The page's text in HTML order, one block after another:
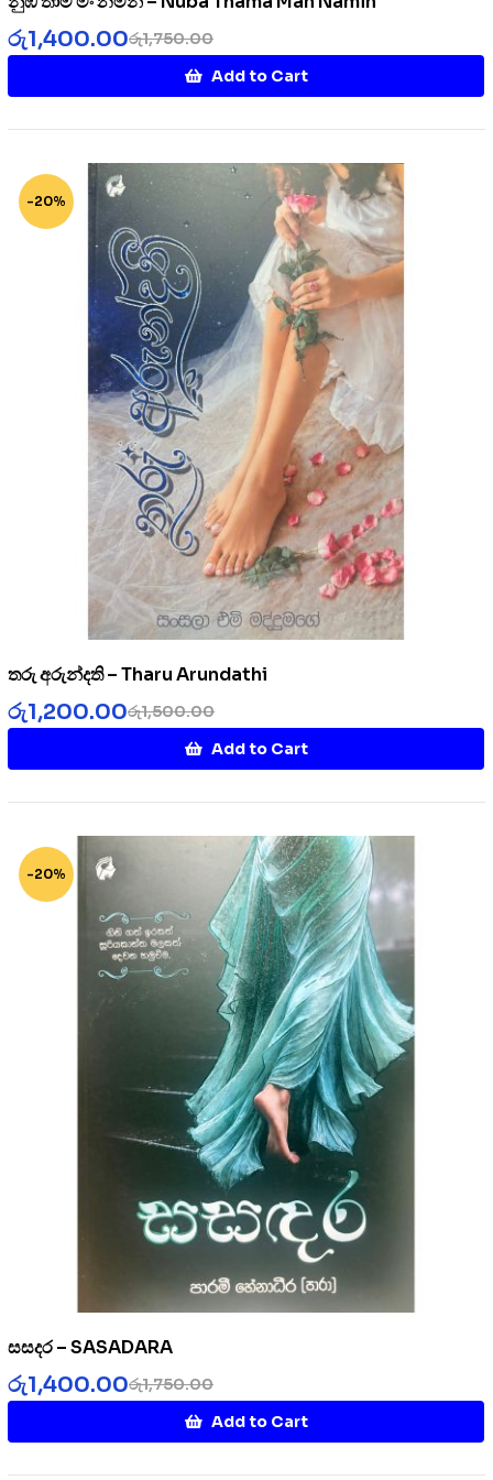
රු1,750.00
රු1,400.00
Add to Cart
-20%
තරු අරුන්දති – Tharu Arundathi
රු1,500.00
රු1,200.00
Add to Cart
-20%
සසදර – SASADARA
රු1,750.00
රු1,400.00
Add to Cart